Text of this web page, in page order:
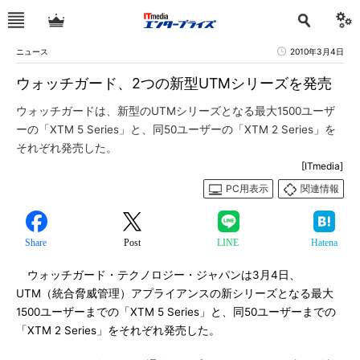
ニュース 2010年3月4日
ウォッチガード、2つの新型UTMシリーズを発売
ウォッチガードは、新型のUTMシリーズとなる最大1500ユーザ
ーの「XTM 5 Series」と、同50ユーザーの「XTM 2 Series」を
それぞれ発売した。
[ITmedia]
PC用表示
関連情報
Share Post LINE Hatena
ウォッチガード・テクノロジー・ジャパンは3月4日、
UTM（統合脅威管理）アプライアンスの新シリーズとなる最大
1500ユーザーまでの「XTM 5 Series」と、同50ユーザーまでの
「XTM 2 Series」をそれぞれ発売した。